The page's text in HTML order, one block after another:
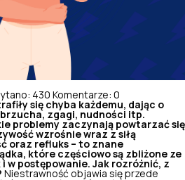
430 Komentarze: 0
się chyba każdemu, dając o
zgagi, nudności itp.
problemy zaczynają powtarzać się
wzrośnie wraz z siłą
oraz refluks – to znane
które częściowo są zbliżone ze
w postępowanie. Jak rozróżnić, z
Niestrawność objawia się przede